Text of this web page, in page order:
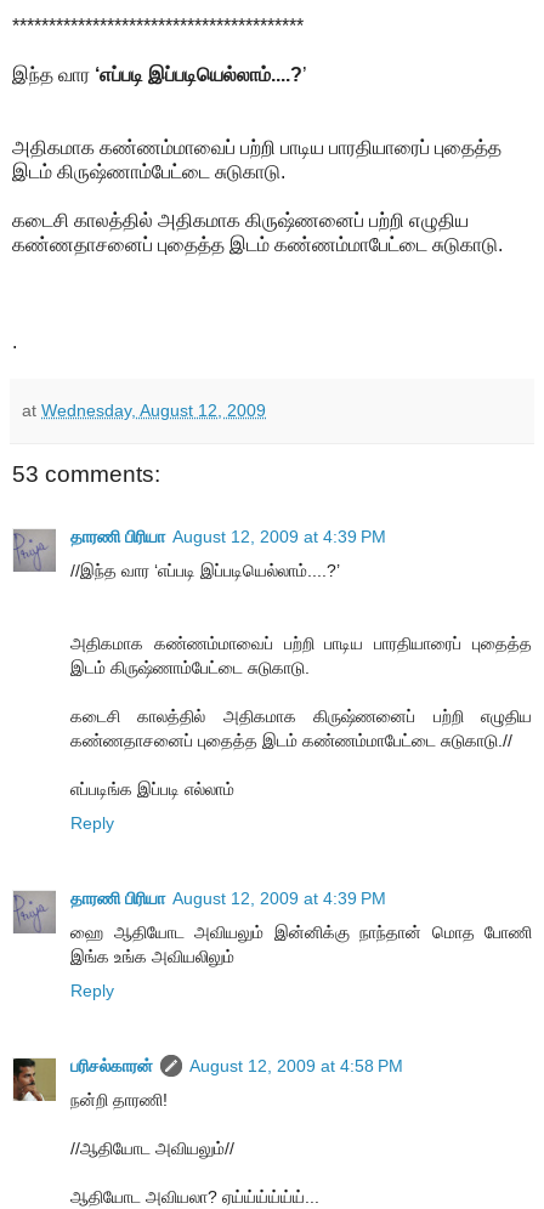
****************************************
இந்த வார ‘எப்படி இப்படியெல்லாம்....?’
அதிகமாக கண்ணம்மாவைப் பற்றி பாடிய பாரதியாரைப் புதைத்த
இடம் கிருஷ்ணாம்பேட்டை சுடுகாடு.
கடைசி காலத்தில் அதிகமாக கிருஷ்ணனைப் பற்றி எழுதிய
கண்ணதாசனைப் புதைத்த இடம் கண்ணம்மாபேட்டை சுடுகாடு.
.
at Wednesday, August 12, 2009
53 comments:
தாரணி பிரியா August 12, 2009 at 4:39 PM
//இந்த வார ‘எப்படி இப்படியெல்லாம்....?’
அதிகமாக கண்ணம்மாவைப் பற்றி பாடிய பாரதியாரைப் புதைத்த
இடம் கிருஷ்ணாம்பேட்டை சுடுகாடு.
கடைசி காலத்தில் அதிகமாக கிருஷ்ணனைப் பற்றி எழுதிய
கண்ணதாசனைப் புதைத்த இடம் கண்ணம்மாபேட்டை சுடுகாடு.//
எப்படிங்க இப்படி எல்லாம்
Reply
தாரணி பிரியா August 12, 2009 at 4:39 PM
ஹை ஆதியோட அவியலும் இன்னிக்கு நாந்தான் மொத போணி
இங்க உங்க அவியலிலும்
Reply
பரிசல்காரன்
August 12, 2009 at 4:58 PM
நன்றி தாரணி!
//ஆதியோட அவியலும்//
ஆதியோட அவியலா? ஏய்ய்ய்ய்ய்ய்...